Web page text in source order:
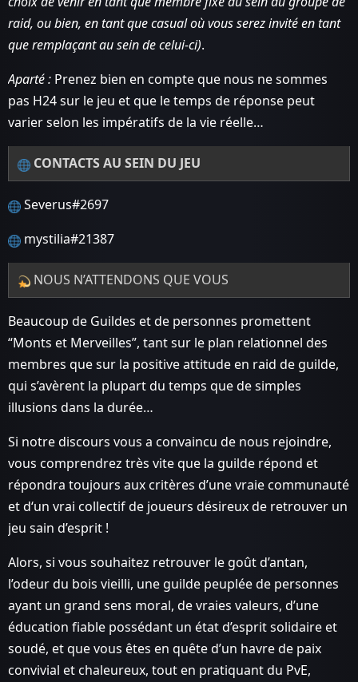
raid, ou bien, en tant que casual où vous serez invité en tant
que remplaçant au sein de celui-ci).
Aparté : Prenez bien en compte que nous ne sommes
pas H24 sur le jeu et que le temps de réponse peut
varier selon les impératifs de la vie réelle…
CONTACTS AU SEIN DU JEU
Severus#2697
mystilia#21387
NOUS N’ATTENDONS QUE VOUS
Beaucoup de Guildes et de personnes promettent
“Monts et Merveilles”, tant sur le plan relationnel des
membres que sur la positive attitude en raid de guilde,
qui s’avèrent la plupart du temps que de simples
illusions dans la durée…
Si notre discours vous a convaincu de nous rejoindre,
vous comprendrez très vite que la guilde répond et
répondra toujours aux critères d’une vraie communauté
et d‘un vrai collectif de joueurs désireux de retrouver un
jeu sain d’esprit !
Alors, si vous souhaitez retrouver le goût d’antan,
l’odeur du bois vieilli, une guilde peuplée de personnes
ayant un grand sens moral, de vraies valeurs, d’une
éducation fiable possédant un état d’esprit solidaire et
soudé, et que vous êtes en quête d’un havre de paix
convivial et chaleureux, tout en pratiquant du PvE,